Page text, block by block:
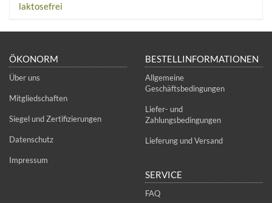
laktosefrei
ÖKONORM
Über uns
Mitgliedschaften
Siegel und Zertifizierungen
Datenschutz
Impressum
BESTELLINFORMATIONEN
Allgemeine
Geschäftsbedingungen
Liefer- und
Zahlungsbedingungen
Lieferung und Versand
SERVICE
FAQ